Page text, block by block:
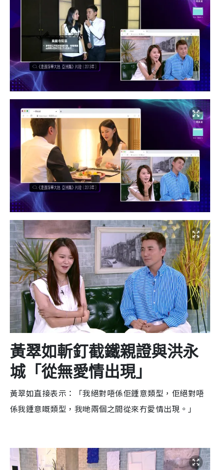
黃翠如斬釘截鐵親證與洪永
城「從無愛情出現」
黃翠如直接表示：「我絕對唔係佢鍾意類型，佢絕對唔
係我鍾意嘅類型，我哋兩個之間從來冇愛情出現。」